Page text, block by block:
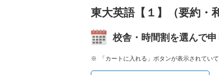
東大英語【１】（要約・
校舎・時間割を選んで
「カートに入れる」ボタンが表示されてい